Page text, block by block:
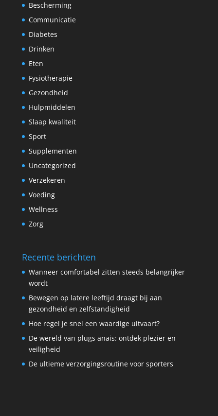
Bescherming
Communicatie
Diabetes
Drinken
Eten
Fysiotherapie
Gezondheid
Hulpmiddelen
Slaap kwaliteit
Sport
Supplementen
Uncategorized
Verzekeren
Voeding
Wellness
Zorg
Recente berichten
Wanneer comfortabel zitten steeds belangrijker
wordt
Bewegen op latere leeftijd draagt bij aan
gezondheid en zelfstandigheid
Hoe regel je snel een waardige uitvaart?
De wereld van plugs anais: ontdek plezier en
veiligheid
De ultieme verzorgingsroutine voor sporters